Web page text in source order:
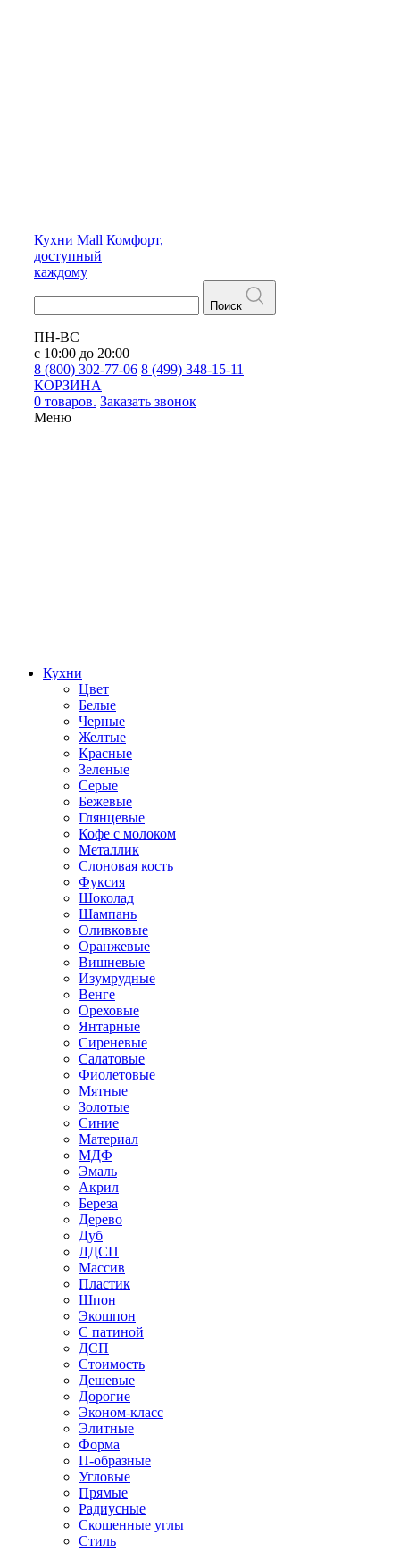
Кухни Mall Комфорт,
доступный
каждому
Поиск
ПН-ВС
с 10:00 до 20:00
8 (800) 302-77-06 8 (499) 348-15-11
КОРЗИНА
0 товаров. Заказать звонок
Меню
Кухни
Цвет
Белые
Черные
Желтые
Красные
Зеленые
Серые
Бежевые
Глянцевые
Кофе с молоком
Металлик
Слоновая кость
Фуксия
Шоколад
Шампань
Оливковые
Оранжевые
Вишневые
Изумрудные
Венге
Ореховые
Янтарные
Сиреневые
Салатовые
Фиолетовые
Мятные
Золотые
Синие
Материал
МДФ
Эмаль
Акрил
Береза
Дерево
Дуб
ЛДСП
Массив
Пластик
Шпон
Экошпон
С патиной
ДСП
Стоимость
Дешевые
Дорогие
Эконом-класс
Элитные
Форма
П-образные
Угловые
Прямые
Радиусные
Скошенные углы
Стиль